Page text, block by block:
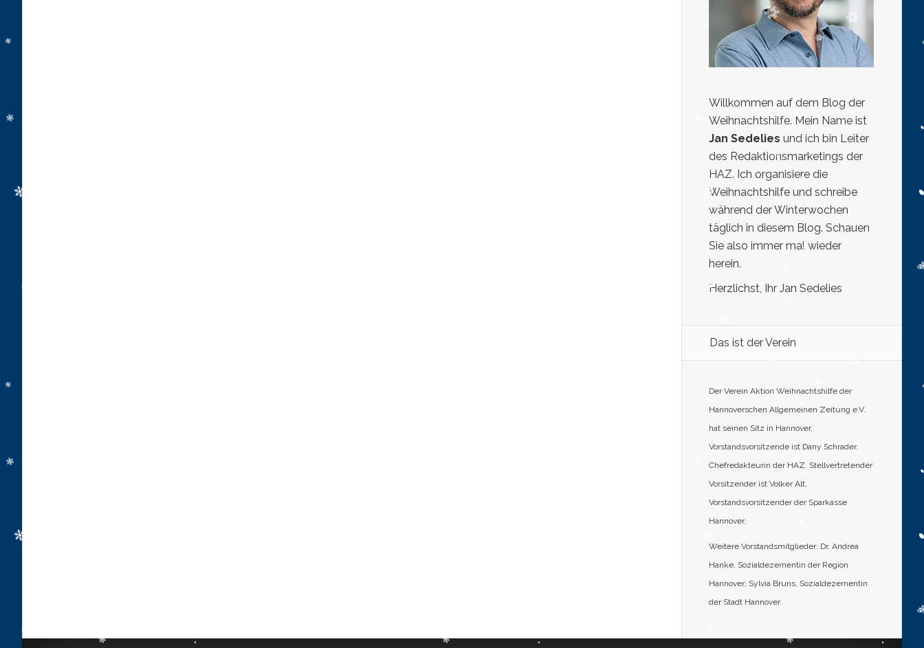
Willkommen auf dem Blog der
Weihnachtshilfe. Mein Name ist
Jan Sedelies und ich bin Leiter
des Redaktionsmarketings der
HAZ. Ich organisiere die
Weihnachtshilfe und schreibe
während der Winterwochen
täglich in diesem Blog. Schauen
Sie also immer mal wieder
herein.
Herzlichst, Ihr Jan Sedelies
Das ist der Verein
Der Verein Aktion Weihnachtshilfe der
Hannoverschen Allgemeinen Zeitung e.V.
hat seinen Sitz in Hannover.
Vorstandsvorsitzende ist Dany Schrader,
Chefredakteurin der HAZ. Stellvertretender
Vorsitzender ist Volker Alt,
Vorstandsvorsitzender der Sparkasse
Hannover.
Weitere Vorstandsmitglieder: Dr. Andrea
Hanke, Sozialdezernentin der Region
Hannover; Sylvia Bruns, Sozialdezernentin
der Stadt Hannover.